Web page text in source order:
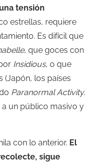
tensión
estrellas, requiere
Es difícil que
, que goces con
Insidious, o que
(Japón, los países
Paranormal Activity.
a un público masivo y
con lo anterior. El
sigue